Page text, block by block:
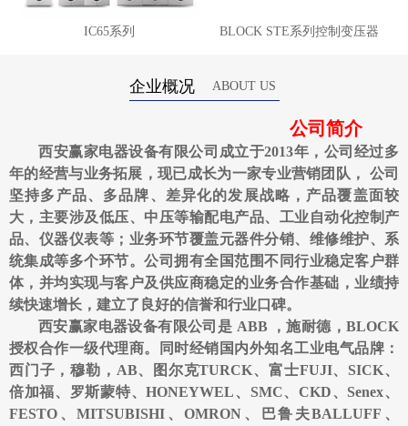
IC65系列 BLOCK STE系列控制变压器
企业概况 ABOUT US
公司简介
西安赢家电器设备有限公司成立于2013年，公司经过多
年的经营与业务拓展，现已成长为一家专业营销团队， 公司
坚持多产品、多品牌、差异化的发展战略，产品覆盖面较
大，主要涉及低压、中压等输配电产品、工业自动化控制产
品、仪器仪表等；业务环节覆盖元器件分销、维修维护、系
统集成等多个环节。公司拥有全国范围不同行业稳定客户群
体，并均实现与客户及供应商稳定的业务合作基础，业绩持
续快速增长，建立了良好的信誉和行业口碑。
西安赢家电器设备有限公司是 ABB ，施耐德，BLOCK
授权合作一级代理商。
同时经销国内外知名工业电气品牌：
西门子，穆勒，AB、图尔克TURCK、富士FUJI、SICK、
倍加福、罗斯蒙特、HONEYWEL、SMC、CKD、Senex、
FESTO、MITSUBISHI、OMRON、巴鲁夫BALLUFF、